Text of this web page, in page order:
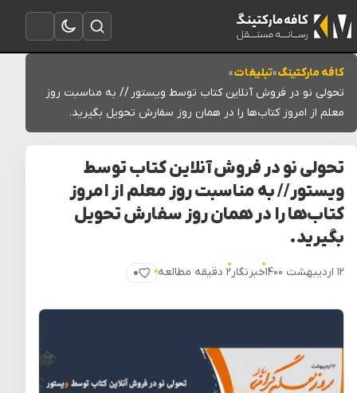
باز کردن منو
تغییر به حالت تاریک
باز کردن جستجو
کافه مارکتینگ»تبلیغات»
تحولی نو در فروش آنلاین کتاب توسط ویستور // به مناسبت روز
معلم از امروز کتاب‌ها را در همان روز سفارش تحویل بگیرید.
تحولی نو در فروش آنلاین کتاب توسط
ویستور // به مناسبت روز معلم از امروز
کتاب‌ها را در همان روز سفارش تحویل
بگیرید.
۱۲ اردیبهشت ۱۴۰۰ خبرنگار۲ دقیقه مطالعه ۰
پسندیدن